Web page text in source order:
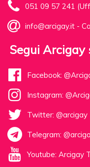
051 09 57 241
info@arcigay.it -
Segui Arcigay
Facebook:
Instagram:
Twitter: @arcigay
Telegram:
Youtube: Arcigay